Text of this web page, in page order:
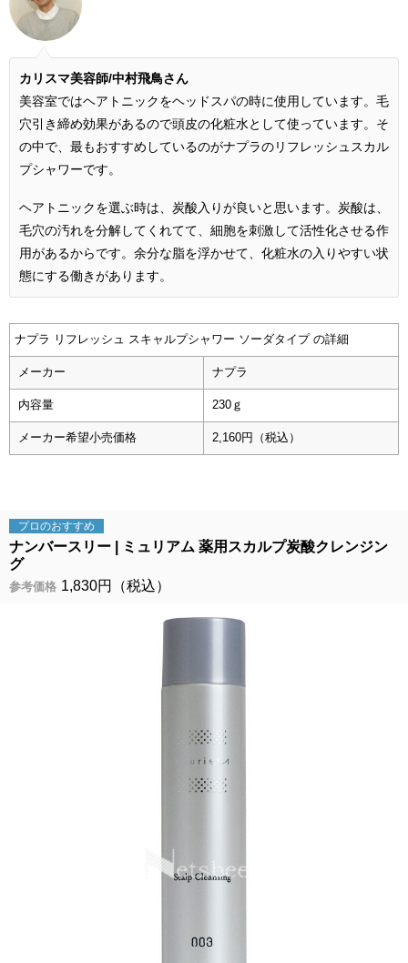
カリスマ美容師/中村飛鳥さん
美容室ではヘアトニックをヘッドスパの時に使用しています。毛
穴引き締め効果があるので頭皮の化粧水として使っています。そ
の中で、最もおすすめしているのがナプラのリフレッシュスカル
プシャワーです。
ヘアトニックを選ぶ時は、炭酸入りが良いと思います。炭酸は、
毛穴の汚れを分解してくれてて、細胞を刺激して活性化させる作
用があるからです。余分な脂を浮かせて、化粧水の入りやすい状
態にする働きがあります。
ナプラ リフレッシュ スキャルプシャワー ソーダタイプ の詳細
メーカー ナプラ
内容量 230ｇ
メーカー希望小売価格 2,160円（税込）
プロのおすすめ
ナンバースリー
ミュリアム 薬用スカルプ炭酸クレンジン
グ
参考価格 1,830円（税込）